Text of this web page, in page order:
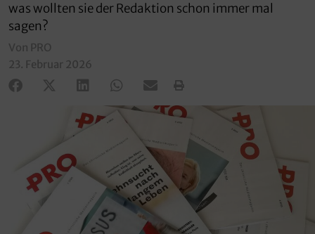
was wollten sie der Redaktion schon immer mal
sagen?
Von PRO
23. Februar 2026